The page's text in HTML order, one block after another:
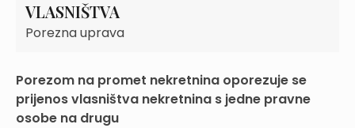
VLASNIŠTVA
Porezna uprava
Porezom na promet nekretnina oporezuje se
prijenos vlasništva nekretnina s jedne pravne
osobe na drugu